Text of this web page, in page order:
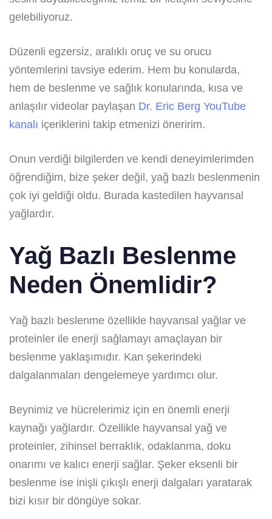
gelebiliyoruz.
Düzenli egzersiz, aralıklı oruç ve su orucu
yöntemlerini tavsiye ederim. Hem bu konularda,
hem de beslenme ve sağlık konularında, kısa ve
anlaşılır videolar paylaşan Dr. Eric Berg YouTube
kanalı içeriklerini takip etmenizi öneririm.
Onun verdiği bilgilerden ve kendi deneyimlerimden
öğrendiğim, bize şeker değil, yağ bazlı beslenmenin
çok iyi geldiği oldu. Burada kastedilen hayvansal
yağlardır.
Yağ Bazlı Beslenme
Neden Önemlidir?
Yağ bazlı beslenme özellikle hayvansal yağlar ve
proteinler ile enerji sağlamayı amaçlayan bir
beslenme yaklaşımıdır. Kan şekerindeki
dalgalanmaları dengelemeye yardımcı olur.
Beynimiz ve hücrelerimiz için en önemli enerji
kaynağı yağlardır. Özellikle hayvansal yağ ve
proteinler, zihinsel berraklık, odaklanma, doku
onarımı ve kalıcı enerji sağlar. Şeker eksenli bir
beslenme ise inişli çıkışlı enerji dalgaları yaratarak
bizi kısır bir döngüye sokar.